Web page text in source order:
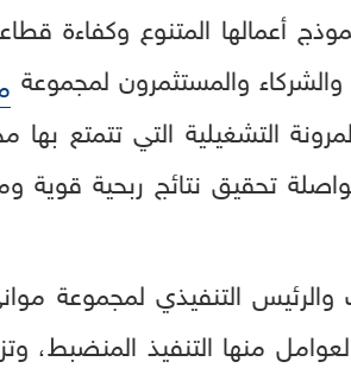
المتنوع وكفاءة
والمستثمرون لمجموعة
التشغيلية التي تتمتع
تحقيق نتائج ربحية قوية
التنفيذي لمجموعة
جاء ثمرة مجموعة من العوامل منها التنفيذ